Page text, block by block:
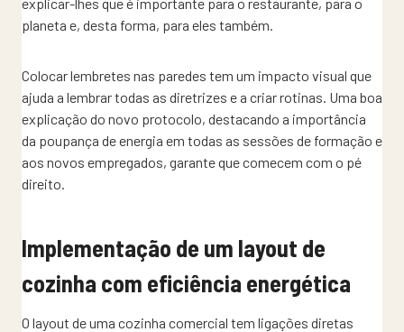
planeta e, desta forma, para eles também.
Colocar lembretes nas paredes tem um impacto visual que
ajuda a lembrar todas as diretrizes e a criar rotinas. Uma boa
explicação do novo protocolo, destacando a importância
da poupança de energia em todas as sessões de formação e
aos novos empregados, garante que comecem com o pé
direito.
Implementação de um layout de
cozinha com eficiência energética
O layout de uma cozinha comercial tem ligações diretas